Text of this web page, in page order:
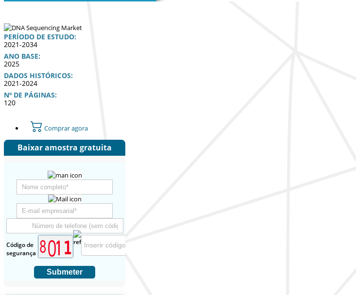
PERÍODO DE ESTUDO:
2021-2034
ANO BASE:
2025
DADOS HISTÓRICOS:
2021-2024
Nº DE PÁGINAS:
120
Comprar agora
Baixar amostra gratuita
Código de
segurança
Submeter